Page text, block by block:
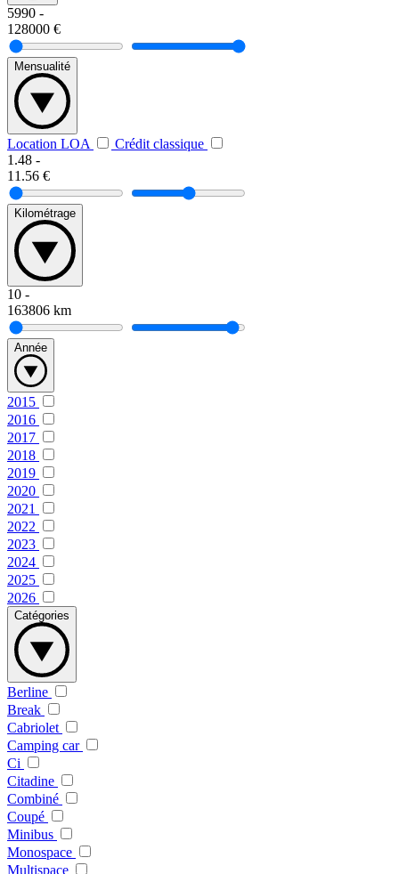
5990 -
128000 €
Mensualité
Location LOA
Crédit classique
1.48 -
11.56 €
Kilométrage
10 -
163806 km
Année
2015
2016
2017
2018
2019
2020
2021
2022
2023
2024
2025
2026
Catégories
Berline
Break
Cabriolet
Camping car
Ci
Citadine
Combiné
Coupé
Minibus
Monospace
Multispace